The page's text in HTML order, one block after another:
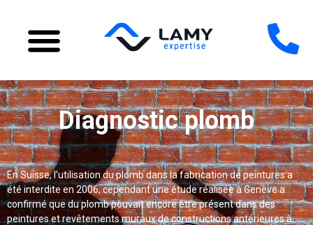
Diagnostic plomb
En Suisse, l’utilisation du plomb dans la fabrication de peintures a
été interdite en 2006, cependant une étude réalisée à Genève a
confirmé que du plomb pouvait encore être présent dans des
peintures et revêtements muraux de constructions antérieures à